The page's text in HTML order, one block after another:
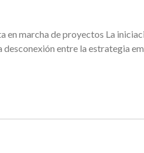
en marcha de proyectos La
entre la estrategia